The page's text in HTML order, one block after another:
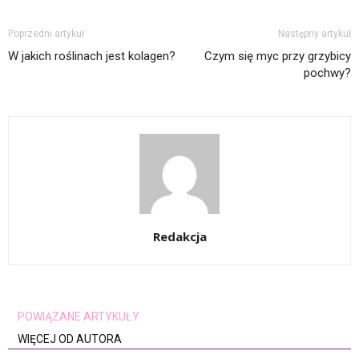
Poprzedni artykuł
W jakich roślinach jest kolagen?
Następny artykuł
Czym się myc przy grzybicy
pochwy?
Redakcja
POWIĄZANE ARTYKUŁY
WIĘCEJ OD AUTORA